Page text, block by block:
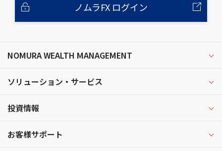
ノムラFX ログイン
NOMURA WEALTH MANAGEMENT
ソリューション・サービス
投資情報
お客様サポート